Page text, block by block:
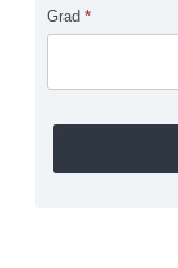
Grad *